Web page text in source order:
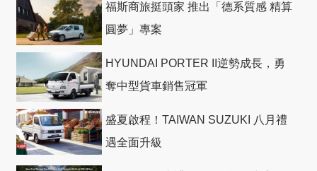
福斯商旅挺頭家 推出「德系質感 精算
圓夢」專案
HYUNDAI PORTER II逆勢成長，勇
奪中型貨車銷售冠軍
盛夏啟程！TAIWAN SUZUKI 八月禮
遇全面升級